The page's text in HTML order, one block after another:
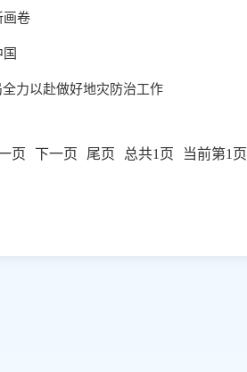
画卷
力以赴做好地灾防治工作
页 下一页 尾页 总共1页 当前第1页